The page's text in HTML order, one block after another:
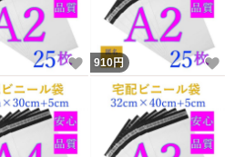
いいね！
910円